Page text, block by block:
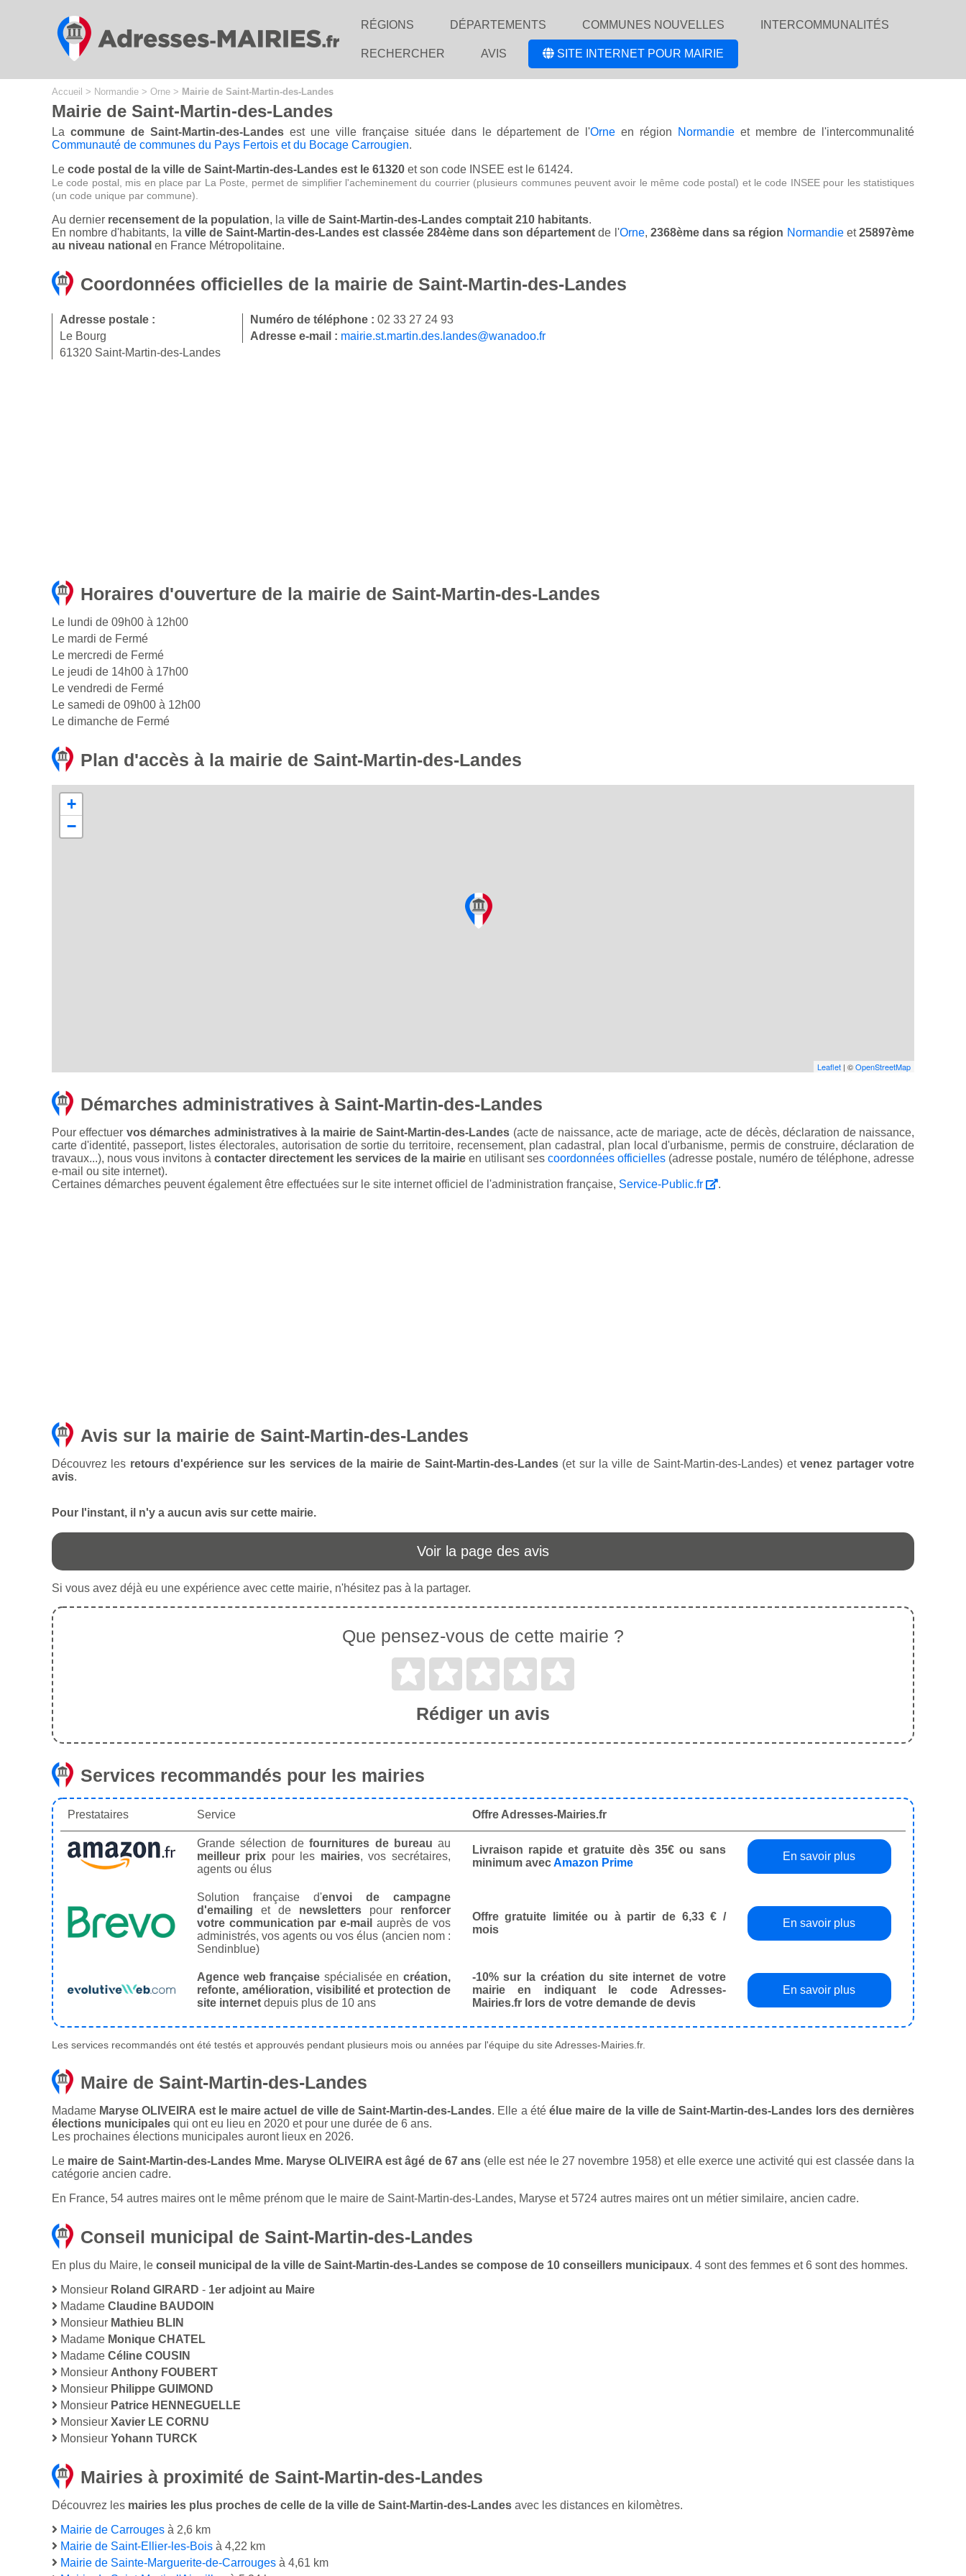
RÉGIONS DÉPARTEMENTS COMMUNES NOUVELLES INTERCOMMUNALITÉS
RECHERCHER AVIS SITE INTERNET POUR MAIRIE
Accueil > Normandie > Orne > Mairie de Saint-Martin-des-Landes
Mairie de Saint-Martin-des-Landes
La commune de Saint-Martin-des-Landesest une ville française située dans le département de l'Orne en région Normandie et membre de l'intercommunalité
Communauté de communes du Pays Fertois et du Bocage Carrougien.
Le code postal de la ville de Saint-Martin-des-Landes est le 61320 et son code INSEE est le 61424.
Le code postal, mis en place par La Poste, permet de simplifier l'acheminement du courrier (plusieurs communes peuvent avoir le même code postal) et le code INSEE pour les statistiques
(un code unique par commune).
Au dernier recensement de la population, la ville de Saint-Martin-des-Landes comptait 210 habitants.
En nombre d'habitants, la ville de Saint-Martin-des-Landes est classée 284ème dans son département de l'Orne, 2368ème dans sa région Normandieet25897ème
au niveau national en France Métropolitaine.
Coordonnées officielles de la mairie de Saint-Martin-des-Landes
Adresse postale :
Le Bourg
61320 Saint-Martin-des-Landes
Numéro de téléphone : 02 33 27 24 93
Adresse e-mail : mairie.st.martin.des.landes@wanadoo.fr
Horaires d'ouverture de la mairie de Saint-Martin-des-Landes
Le lundi de 09h00 à 12h00
Le mardi de Fermé
Le mercredi de Fermé
Le jeudi de 14h00 à 17h00
Le vendredi de Fermé
Le samedi de 09h00 à 12h00
Le dimanche de Fermé
Plan d'accès à la mairie de Saint-Martin-des-Landes
+
−
Leaflet | ©OpenStreetMap
Démarches administratives à Saint-Martin-des-Landes
Pour effectuer vos démarches administratives à la mairie de Saint-Martin-des-Landes (acte de naissance, acte de mariage, acte de décès, déclaration de naissance,
carte d'identité, passeport, listes électorales, autorisation de sortie du territoire, recensement, plan cadastral, plan local d'urbanisme, permis de construire, déclaration de
travaux...), nous vous invitons à contacter directement les services de la mairie en utilisant ses coordonnées officielles (adresse postale, numéro de téléphone, adresse
e-mail ou site internet).
Certaines démarches peuvent également être effectuées sur le site internet officiel de l'administration française, Service-Public.fr .
Avis sur la mairie de Saint-Martin-des-Landes
Découvrez les retours d'expérience sur les services de la mairie de Saint-Martin-des-Landes(et sur la ville de Saint-Martin-des-Landes) etvenez partager votre
avis.
Pour l'instant, il n'y a aucun avis sur cette mairie.
Voir la page des avis
Si vous avez déjà eu une expérience avec cette mairie, n'hésitez pas à la partager.
Que pensez-vous de cette mairie ?
Rédiger un avis
Services recommandés pour les mairies
Prestataires Service Offre Adresses-Mairies.fr
Grande sélection defournitures de bureau au
meilleur prix pour les mairies, vos secrétaires,
agents ou élus
Livraison rapide et gratuite dès 35€ ou sans
minimum avecAmazon Prime
En savoir plus
Solution française d'envoi de campagne
d'emailing et de newsletterspour renforcer
votre communication par e-mail auprès de vos
administrés, vos agents ou vos élus (ancien nom :
Sendinblue)
Offre gratuite limitée ou à partir de 6,33 € /
mois
En savoir plus
Agence web française spécialisée en création,
refonte, amélioration, visibilité et protection de
site internet depuis plus de 10 ans
-10% sur la création du site internet de votre
mairie en indiquant le code Adresses-
Mairies.fr lors de votre demande de devis
En savoir plus
Les services recommandés ont été testés et approuvés pendant plusieurs mois ou années par l'équipe du site Adresses-Mairies.fr.
Maire de Saint-Martin-des-Landes
Madame Maryse OLIVEIRA est le maire actuel de ville de Saint-Martin-des-Landes. Elle a étéélue maire de la ville de Saint-Martin-des-Landes lors des dernières
élections municipales qui ont eu lieu en 2020 et pour une durée de 6 ans.
Les prochaines élections municipales auront lieux en 2026.
Le maire de Saint-Martin-des-Landes Mme. Maryse OLIVEIRA est âgé de 67 ans(elle est née le 27 novembre 1958) et elle exerce une activité qui est classée dans la
catégorie ancien cadre.
En France, 54 autres maires ont le même prénom que le maire de Saint-Martin-des-Landes, Maryse et 5724 autres maires ont un métier similaire, ancien cadre.
Conseil municipal de Saint-Martin-des-Landes
En plus du Maire, le conseil municipal de la ville de Saint-Martin-des-Landes se compose de 10 conseillers municipaux. 4 sont des femmes et 6 sont des hommes.
Monsieur Roland GIRARD - 1er adjoint au Maire
Madame Claudine BAUDOIN
Monsieur Mathieu BLIN
Madame Monique CHATEL
Madame Céline COUSIN
Monsieur Anthony FOUBERT
Monsieur Philippe GUIMOND
Monsieur Patrice HENNEGUELLE
Monsieur Xavier LE CORNU
Monsieur Yohann TURCK
Mairies à proximité de Saint-Martin-des-Landes
Découvrez les mairies les plus proches de celle de la ville de Saint-Martin-des-Landes avec les distances en kilomètres.
Mairie de Carrouges à 2,6 km
Mairie de Saint-Ellier-les-Bois à 4,22 km
Mairie de Sainte-Marguerite-de-Carrouges à 4,61 km